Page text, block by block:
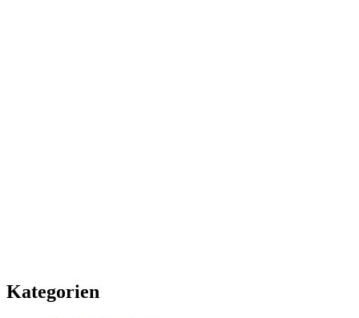
Kategorien